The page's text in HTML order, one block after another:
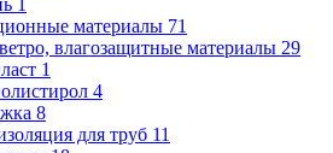
1
материалы 71
влагозащитные материалы 29
1
4
8
для труб 11